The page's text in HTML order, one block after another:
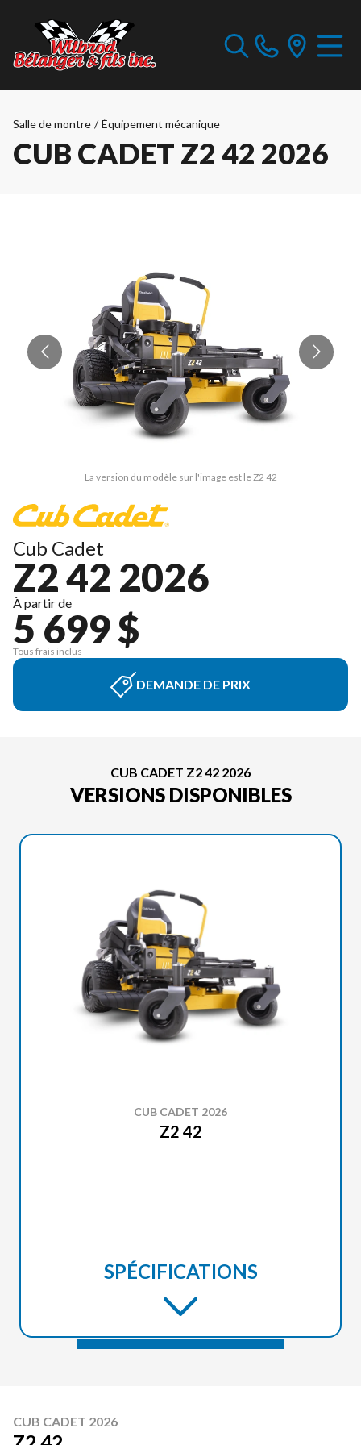
Salle de montre / Équipement mécanique
CUB CADET Z2 42 2026
La version du modèle sur l'image est le Z2 42
Cub Cadet
Z2 42 2026
À partir de
5 699 $
Tous frais inclus
DEMANDE DE PRIX
CUB CADET Z2 42 2026
VERSIONS DISPONIBLES
CUB CADET 2026
Z2 42
SPÉCIFICATIONS
CUB CADET 2026